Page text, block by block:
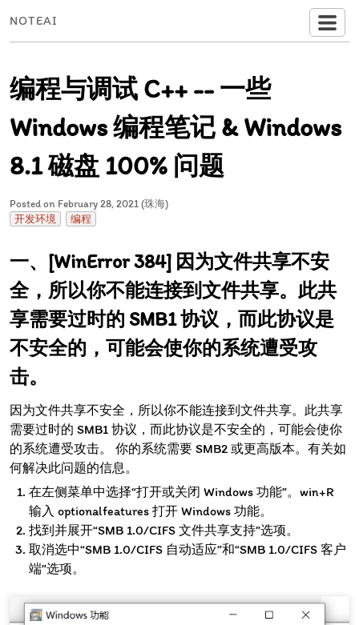
NOTEAI
编程与调试 C++ -- 一些
Windows 编程笔记 & Windows
8.1 磁盘 100% 问题
Posted on February 28, 2021 (珠海)
开发环境 编程
[WinError 384] 因为文件共享不安
全，所以你不能连接到文件共享。此共
享需要过时的 SMB1 协议，而此协议是
不安全的，可能会使你的系统遭受攻
击。
因为文件共享不安全，所以你不能连接到文件共享。此共享
需要过时的 SMB1 协议，而此协议是不安全的，可能会使你
的系统遭受攻击。 你的系统需要 SMB2 或更高版本。有关如
何解决此问题的信息。
在左侧菜单中选择“打开或关闭 Windows 功能”。win+R
输入 optionalfeatures 打开 Windows 功能。
找到并展开“SMB 1.0/CIFS 文件共享支持”选项。
取消选中“SMB 1.0/CIFS 自动适应”和“SMB 1.0/CIFS 客户
端”选项。